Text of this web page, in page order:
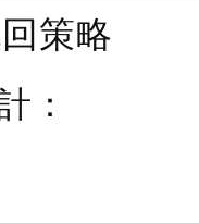
策略
：